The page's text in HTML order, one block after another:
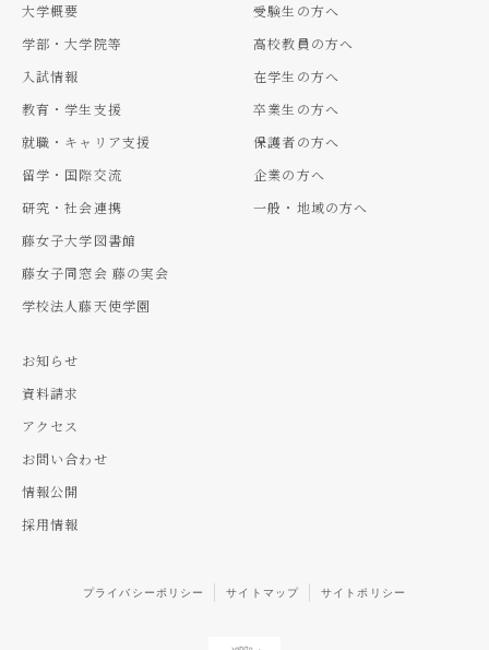
大学概要
学部・大学院等
入試情報
教育・学生支援
就職・キャリア支援
留学・国際交流
研究・社会連携
藤女子大学図書館
藤女子同窓会 藤の実会
学校法人藤天使学園
受験生の方へ
高校教員の方へ
在学生の方へ
卒業生の方へ
保護者の方へ
企業の方へ
一般・地域の方へ
お知らせ
資料請求
アクセス
お問い合わせ
情報公開
採用情報
プライバシーポリシー サイトマップ サイトポリシー